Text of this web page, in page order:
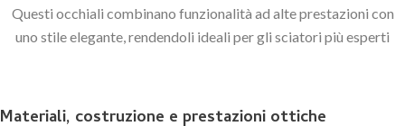
Questi occhiali combinano funzionalità ad alte prestazioni con
uno stile elegante, rendendoli ideali per gli sciatori più esperti
Materiali, costruzione e prestazioni ottiche